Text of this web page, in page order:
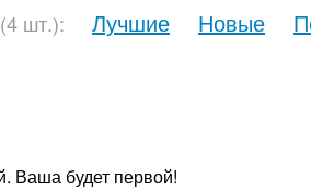
шт.): Лучшие Новые
Ваша будет первой!